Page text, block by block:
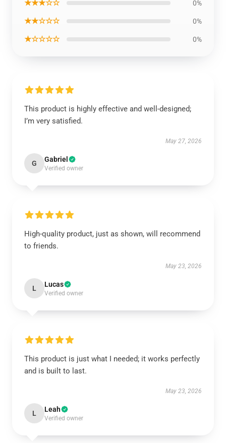
★★★☆☆ 0%
★★☆☆☆ 0%
★☆☆☆☆ 0%
This product is highly effective and well-designed;
I’m very satisfied.
May 27, 2026
G Gabriel
Verified owner
High-quality product, just as shown, will recommend
to friends.
May 23, 2026
L Lucas
Verified owner
This product is just what I needed; it works perfectly
and is built to last.
May 23, 2026
L Leah
Verified owner